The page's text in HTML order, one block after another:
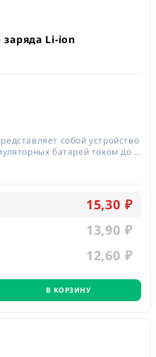
заряда Li-ion
собой устройство
батарей током до 1
15,30 ₽
13,90 ₽
12,60 ₽
В КОРЗИНУ